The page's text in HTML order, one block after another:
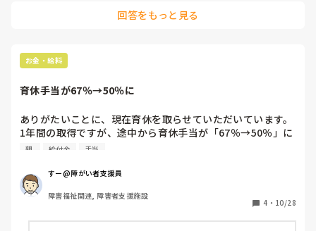
です。
ーだをよく話します。
私は話す事も認知や嚥下機能につながると思い、特にこの業界
の仕事をするようになってから邪険にしないようにはしてま
お母様と向き合うのも、照れもあると思うのです。
お母様にキツくなってもお母様自身が慣れていたり、意外と気
にしてないかもしれませんね。
旦那さんは誰とも全く話さない、奥さんは誰彼構わず機関銃ト
ーク、運動よりおしゃべりが長い方です。
他の利用者から「よっぽど家で話してもらえない、話す人がい
ないからここであれだけおしゃべりなんだろうね」と…
やはり話す事って心身共に大切ですが、話を聞いてもらう人の
回答をもっと見る
お金・給料
育休手当が67％→50％に
ありがたいことに、現在育休を取らせていただいています。
1年間の取得ですが、途中から育休手当が「67％→50％」に
減り、手取りが約10万円ほど下がりました。
正直、金銭的にはなかなか厳しい…
でも、出産前に貯蓄しておいたおかげでなんとか乗り切れて
います。
親 給付金 手当
すー@障がい者支援員
障害福祉関連, 障害者支援施設
4 ・ 10/28